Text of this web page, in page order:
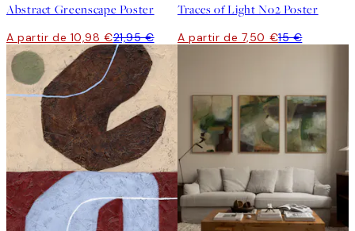
Abstract Greenscape Poster
A partir de 10,98 €21,95 €
Traces of Light No2 Poster
A partir de 7,50 €15 €